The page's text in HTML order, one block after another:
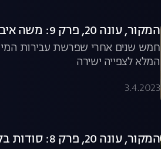
המקור, עונה 20, פרק 9: משה איבגי שובר שתיקה
חמש שנים אחרי שפרשת עבירות
המלא לצפייה ישירה
3.4.2023
המקור, עונה 20, פרק 8: סודות בלפור נחשפים